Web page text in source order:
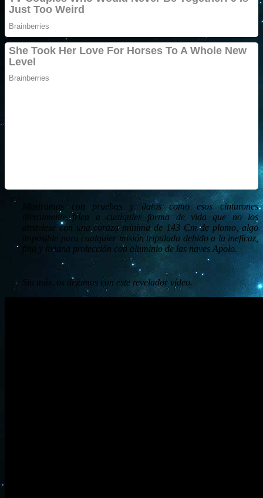
Mostramos con pruebas y datos como esos cinturones
literalmente fríen a cualquier forma de vida que no los
atraviese con una coraza mínima de 143 Cm de plomo, algo
imposible para cualquier misión tripulada debido a la ineficaz,
fina y liviana protección con aluminio de las naves Apolo.
Sin más, os dejamos con este revelador vídeo.